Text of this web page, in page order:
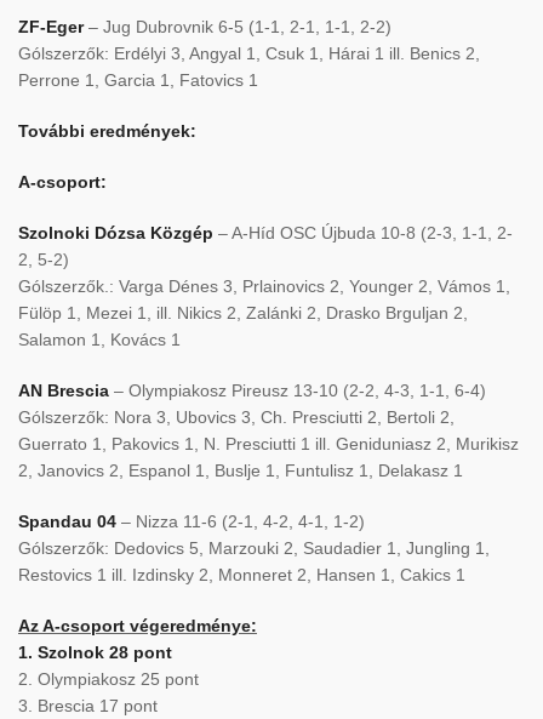
ZF-Eger– Jug Dubrovnik 6-5 (1-1, 2-1, 1-1, 2-2)
Gólszerzők: Erdélyi 3, Angyal 1, Csuk 1, Hárai 1 ill. Benics 2,
Perrone 1, Garcia 1, Fatovics 1
További eredmények:
A-csoport:
Szolnoki Dózsa Közgép – A-Híd OSC Újbuda 10-8 (2-3, 1-1, 2-
2, 5-2)
Gólszerzők.: Varga Dénes 3, Prlainovics 2, Younger 2, Vámos 1,
Fülöp 1, Mezei 1, ill. Nikics 2, Zalánki 2, Drasko Brguljan 2,
Salamon 1, Kovács 1
AN Brescia – Olympiakosz Pireusz 13-10 (2-2, 4-3, 1-1, 6-4)
Gólszerzők: Nora 3, Ubovics 3, Ch. Presciutti 2, Bertoli 2,
Guerrato 1, Pakovics 1, N. Presciutti 1 ill. Geniduniasz 2, Murikisz
2, Janovics 2, Espanol 1, Buslje 1, Funtulisz 1, Delakasz 1
Spandau 04 – Nizza 11-6 (2-1, 4-2, 4-1, 1-2)
Gólszerzők: Dedovics 5, Marzouki 2, Saudadier 1, Jungling 1,
Restovics 1 ill. Izdinsky 2, Monneret 2, Hansen 1, Cakics 1
Az A-csoport végeredménye:
1. Szolnok 28 pont
2. Olympiakosz 25 pont
3. Brescia 17 pont